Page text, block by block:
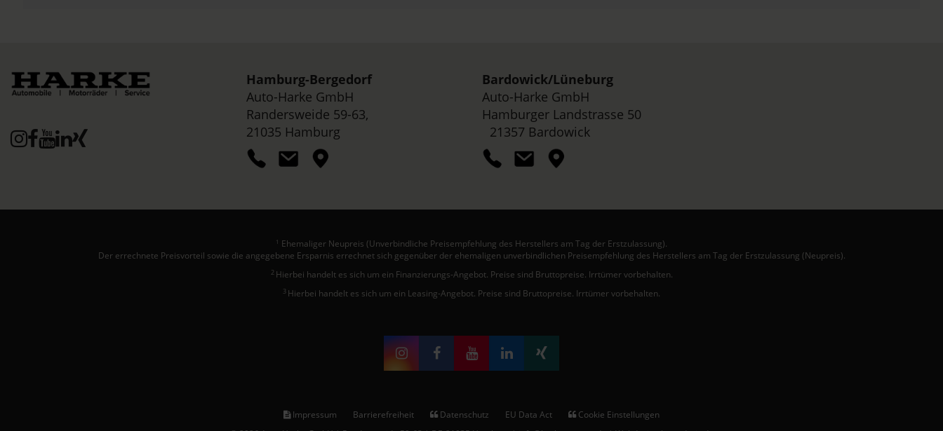
Hamburg-Bergedorf
Auto-Harke GmbH
Randersweide 59-63,
21035 Hamburg
Bardowick/Lüneburg
Auto-Harke GmbH
Hamburger Landstrasse 50
21357 Bardowick
1 Ehemaliger Neupreis (Unverbindliche Preisempfehlung des Herstellers am Tag der Erstzulassung).
Der errechnete Preisvorteil sowie die angegebene Ersparnis errechnet sich gegenüber der ehemaligen unverbindlichen Preisempfehlung des Herstellers am Tag der Erstzulassung (Neupreis).
2 Hierbei handelt es sich um ein Finanzierungs-Angebot. Preise sind Bruttopreise. Irrtümer vorbehalten.
3 Hierbei handelt es sich um ein Leasing-Angebot. Preise sind Bruttopreise. Irrtümer vorbehalten.
Impressum Barrierefreiheit Datenschutz EU Data Act
Cookie Einstellungen